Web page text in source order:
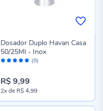
Avaliação: (8)
Dosador Duplo Havan Casa
50/25Ml - Inox
R$ 9,99
2xde R$ 4,99